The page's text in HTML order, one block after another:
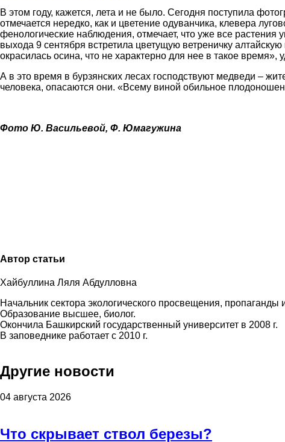
В этом году, кажется, лета и не было. Сегодня поступила
отмечается нередко, как и цветение одуванчика, клевера
фенологические наблюдения, отмечает, что уже все
выхода 9 сентября встретила цветущую ветреничку
окрасилась осина, что не характерно для нее в такое время»,
А в это время в бурзянских лесах господствуют медведи –
человека, опасаются они. «Всему виной обильное
Фото Ю. Васильевой, Ф. Юмагужина
Автор статьи
Хайбуллина Ляля Абдулловна
Начальник сектора экологического просвещения,
Образование высшее, биолог.
Окончила Башкирский государственный университет в 2008 г.
В заповеднике работает с 2010 г.
Другие новости
04 августа 2026
Что скрывает ствол березы?